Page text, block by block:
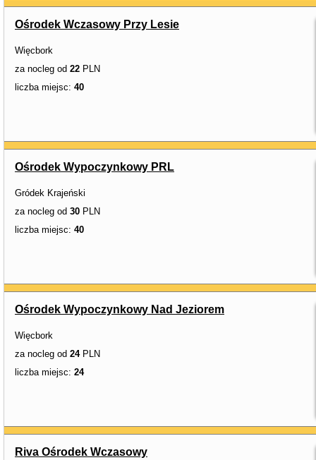
Ośrodek Wczasowy Przy Lesie
Więcbork
za nocleg od 22 PLN
liczba miejsc: 40
Ośrodek Wypoczynkowy PRL
Gródek Krajeński
za nocleg od 30 PLN
liczba miejsc: 40
Ośrodek Wypoczynkowy Nad Jeziorem
Więcbork
za nocleg od 24PLN
liczba miejsc: 24
Riva Ośrodek Wczasowy